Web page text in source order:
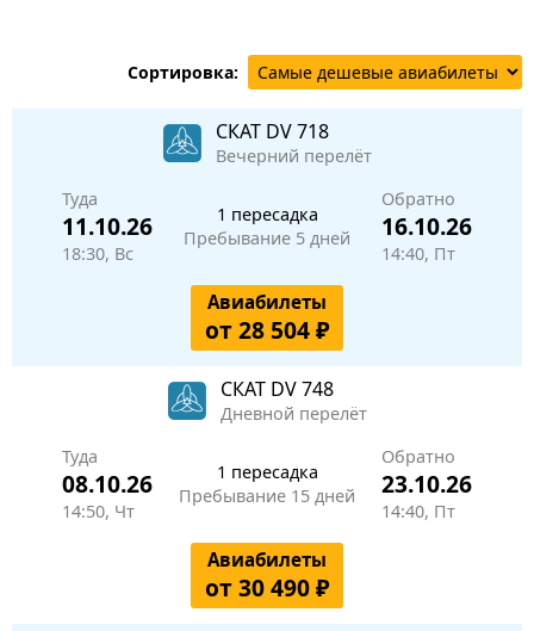
Сортировка:
СКАТ DV 718
Вечерний перелёт
Туда
11.10.26
18:30, Вс
1 пересадка
Пребывание 5 дней
Обратно
16.10.26
14:40, Пт
Авиабилеты
от 28 504 ₽
СКАТ DV 748
Дневной перелёт
Туда
08.10.26
14:50, Чт
1 пересадка
Пребывание 15 дней
Обратно
23.10.26
14:40, Пт
Авиабилеты
от 30 490 ₽